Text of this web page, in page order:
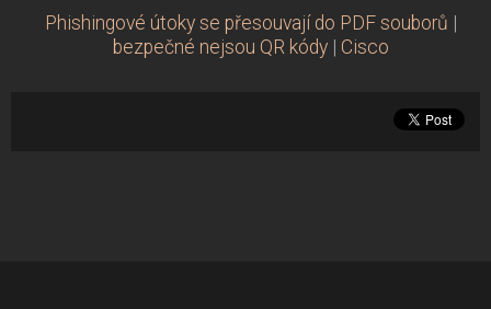
Phishingové útoky se přesouvají do PDF souborů |
bezpečné nejsou QR kódy | Cisco